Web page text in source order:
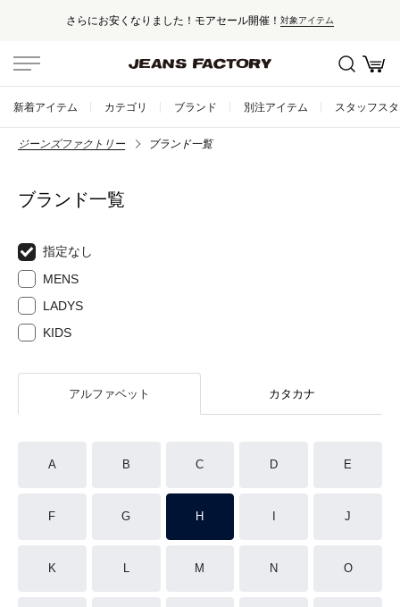
さらにお安くなりました！モアセール開催！ 対象アイテム
新着アイテム カテゴリ ブランド 別注アイテム スタッフス
ジーンズファクトリー ブランド一覧
ブランド一覧
指定なし
MENS
LADYS
KIDS
アルファベット カタカナ
A B C D E
F G H J
K L M N O